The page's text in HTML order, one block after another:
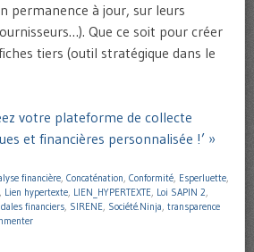
permanence à jour, sur leurs
Que ce soit pour créer
tiers (outil stratégique dans le
votre plateforme de collecte
et financières personnalisée !’ »
financière, Concaténation, Conformité, Esperluette,
, Lien hypertexte, LIEN_HYPERTEXTE, Loi SAPIN 2,
financiers, SIRENE, Société.Ninja, transparence